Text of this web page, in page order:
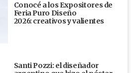
Conocé a los Expositores de
Feria Puro Diseño
2026: creativos y valientes
Santi Pozzi: el diseñador